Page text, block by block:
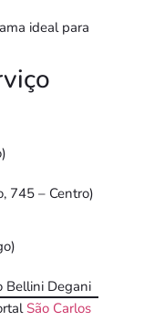
ideal para
745 – Centro)
Bellini Degani
São Carlos